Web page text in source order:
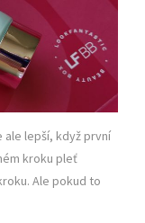
lepší, když první
kroku pleť
Ale pokud to